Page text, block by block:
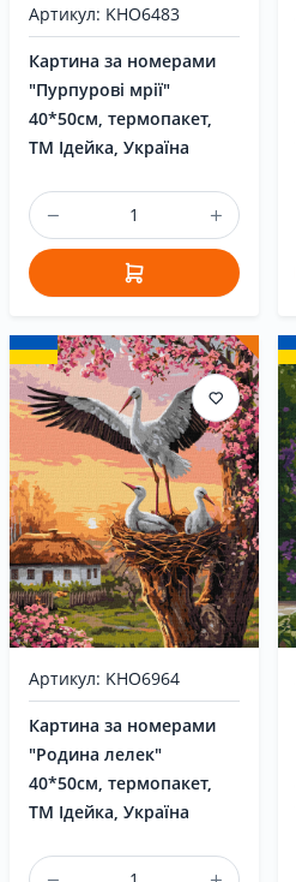
Артикул: KHO6483
Картина за номерами
"Пурпурові мрії"
40*50см, термопакет,
ТМ Ідейка, Україна
Артикул: KHO6964
Картина за номерами
"Родина лелек"
40*50см, термопакет,
ТМ Ідейка, Україна